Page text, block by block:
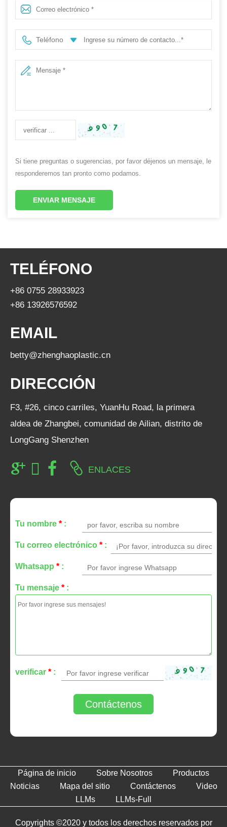
Teléfono
Si tiene preguntas o sugerencias, por favor déjenos un mensaje, le
responderemos tan pronto como podamos.
ENVIAR MENSAJE
TELÉFONO
+86 0755 28933923
+86 13926576592
EMAIL
betty@zhenghaoplastic.cn
DIRECCIÓN
F3, #26, cinco carriles, YuanHu Road, la primera
aldea de Zhangbei, comunidad de Ailian, distrito de
LongGang Shenzhen
ENLACES
Tu nombre * :
Tu correo electrónico * :
Whatsapp * :
Tu mensaje * :
verificar * :
Contáctenos
Página de inicio Sobre Nosotros
Productos
Noticias
Mapa del sitio Contáctenos
Video
LLMs
LLMs-Full
Copyrights ©2020 y todos los derechos reservados por